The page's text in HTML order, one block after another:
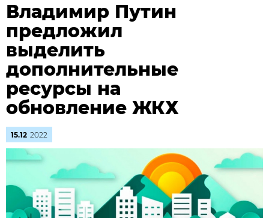
Владимир Путин
предложил
выделить
дополнительные
ресурсы на
обновление ЖКХ
15.12 2022